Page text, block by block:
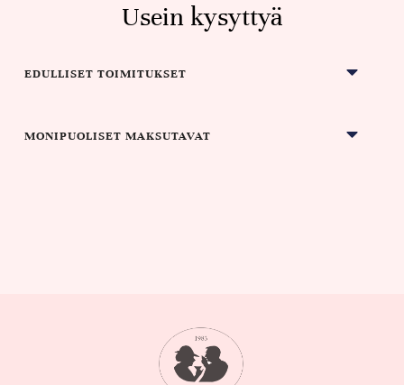
Usein kysyttyä
EDULLISET TOIMITUKSET
MONIPUOLISET MAKSUTAVAT